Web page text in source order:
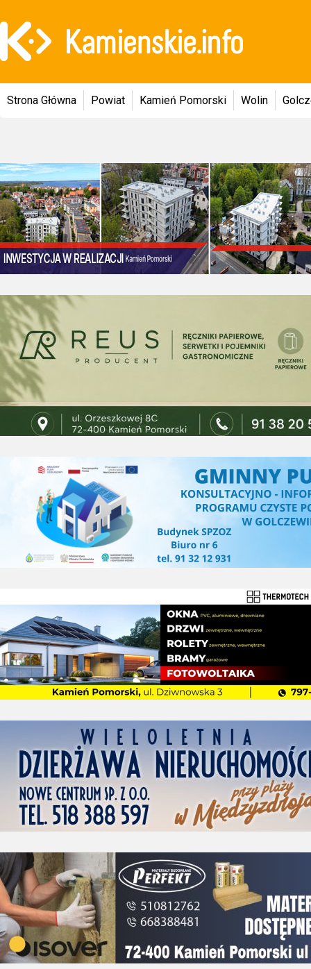
Strona Główna Powiat Kamień Pomorski Wolin